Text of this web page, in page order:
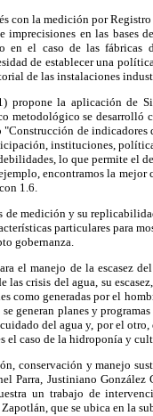
con la medición por
en las bases
en el caso de las fábricas
de establecer una
de las instalaciones
propone la aplicación de
metodológico se
de indicadores
instituciones,
lo que permite el
encontramos la
1.6.
de medición y su
particulares para
gobernanza.
el manejo de la escasez
las crisis del agua, su
como generadas por el
generan planes y
del agua y, por el
el caso de la hidroponía y
conservación y manejo
Parra, Justiniano
un trabajo de
que se ubica en la